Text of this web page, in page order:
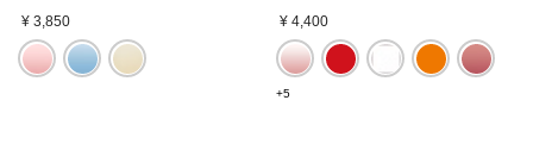
¥ 3,850 ¥ 4,400
+5